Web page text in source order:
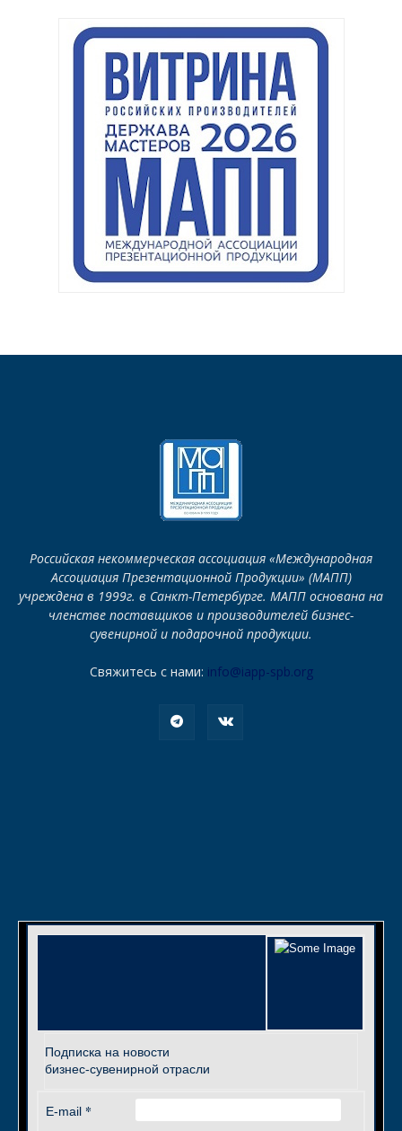
Российская некоммерческая ассоциация «Международная
Ассоциация Презентационной Продукции» (МАПП)
учреждена в 1999г. в Санкт-Петербурге. МАПП основана на
членстве поставщиков и производителей бизнес-
сувенирной и подарочной продукции.
Свяжитесь с нами: info@iapp-spb.org
Подписка на новости
бизнес-сувенирной отрасли
E-mail *